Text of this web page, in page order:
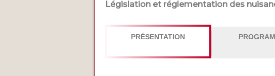
Législation et réglementation des
PRÉSENTATION